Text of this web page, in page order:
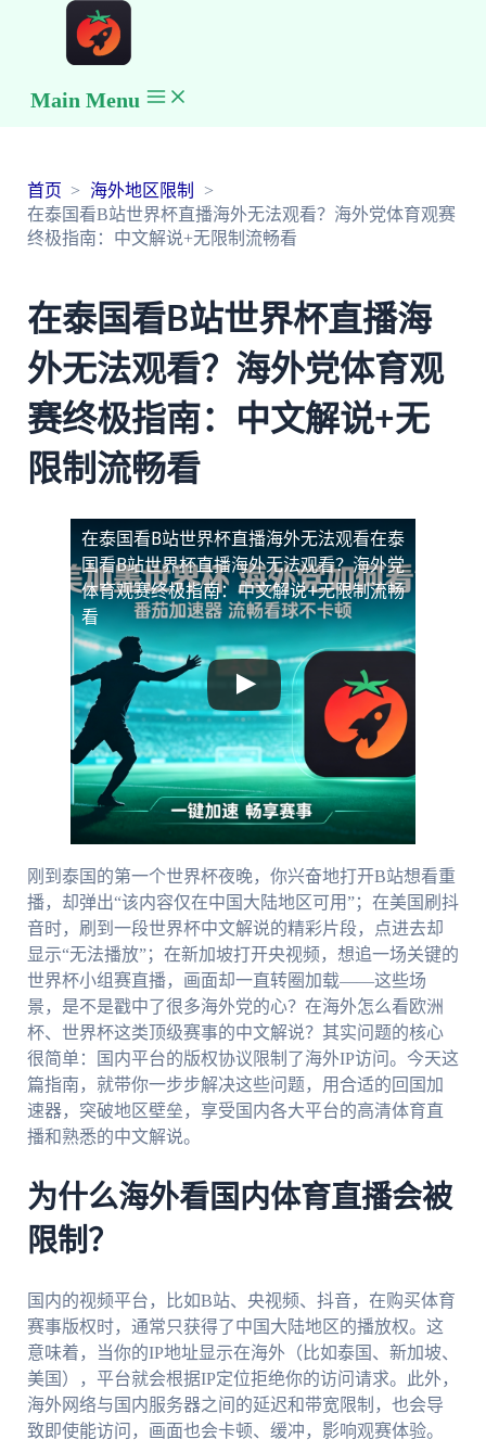
Main Menu
首页
海外地区限制
在泰国看B站世界杯直播海外无法观看？海外党体育观赛
终极指南：中文解说+无限制流畅看
在泰国看B站世界杯直播海
外无法观看？海外党体育观
赛终极指南：中文解说+无
限制流畅看
在泰国看B站世界杯直播海外无法观看在泰
国看B站世界杯直播海外无法观看？海外党
体育观赛终极指南：中文解说+无限制流畅
看
刚到泰国的第一个世界杯夜晚，你兴奋地打开B站想看重
播，却弹出“该内容仅在中国大陆地区可用”；在美国刷抖
音时，刷到一段世界杯中文解说的精彩片段，点进去却
显示“无法播放”；在新加坡打开央视频，想追一场关键的
世界杯小组赛直播，画面却一直转圈加载——这些场
景，是不是戳中了很多海外党的心？在海外怎么看欧洲
杯、世界杯这类顶级赛事的中文解说？其实问题的核心
很简单：国内平台的版权协议限制了海外IP访问。今天这
篇指南，就带你一步步解决这些问题，用合适的回国加
速器，突破地区壁垒，享受国内各大平台的高清体育直
播和熟悉的中文解说。
为什么海外看国内体育直播会被
限制？
国内的视频平台，比如B站、央视频、抖音，在购买体育
赛事版权时，通常只获得了中国大陆地区的播放权。这
意味着，当你的IP地址显示在海外（比如泰国、新加坡、
美国），平台就会根据IP定位拒绝你的访问请求。此外，
海外网络与国内服务器之间的延迟和带宽限制，也会导
致即使能访问，画面也会卡顿、缓冲，影响观赛体验。